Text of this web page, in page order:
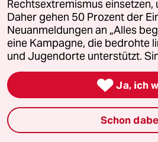
Live im Stream
Vergangene
taz lab 2027
Rechtsextremismus
Daher gehen 50 Prozent der
Neuanmeldungen an „Alles
eine Kampagne, die bedrohte
und Jugendorte unterstützt.
 Ja, ich
Schon